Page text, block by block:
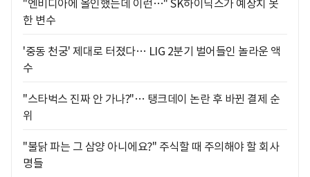
"엔비디아에 올인했는데 이런…" SK하이닉스가 예상치 못
한 변수
'중동 천궁' 제대로 터졌다… LIG 2분기 벌어들인 놀라운 액
수
"스타벅스 진짜 안 가나?"… 탱크데이 논란 후 바뀐 결제 순
위
"불닭 파는 그 삼양 아니에요?" 주식할 때 주의해야 할 회사
명들